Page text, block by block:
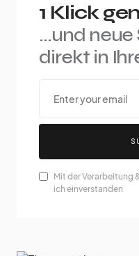
1 Klick
...und
direkt in
Mit der Verarbeitung
ich einverstanden